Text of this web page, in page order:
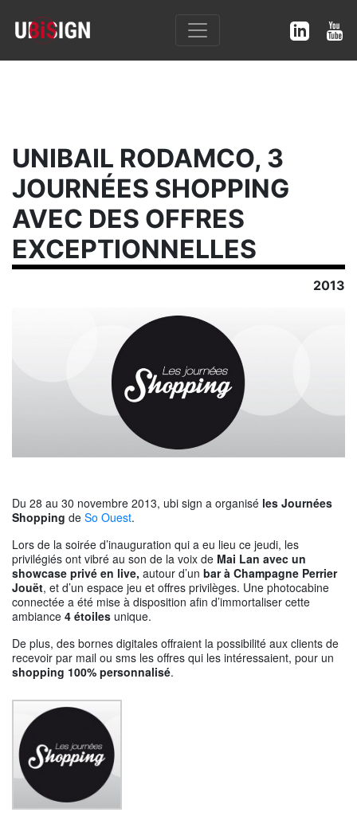
UNIBAIL RODAMCO, 3
JOURNÉES SHOPPING
AVEC DES OFFRES
EXCEPTIONNELLES
2013
Du 28 au 30 novembre 2013, ubi sign a organisé les Journées
Shopping de So Ouest.
Lors de la soirée d’inauguration qui a eu lieu ce jeudi, les
privilégiés ont vibré au son de la voix de Mai Lan avec un
showcase privé en live, autour d’un bar à Champagne Perrier
Jouët, et d’un espace jeu et offres privilèges. Une photocabine
connectée a été mise à disposition afin d’immortaliser cette
ambiance 4 étoiles unique.
De plus, des bornes digitales offraient la possibilité aux clients de
recevoir par mail ou sms les offres qui les intéressaient, pour un
shopping 100% personnalisé.